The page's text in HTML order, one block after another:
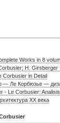
Works in 8
H.
Corbusier in Detail
— Ле Корбюзье —
- Le Corbusier:
XX века